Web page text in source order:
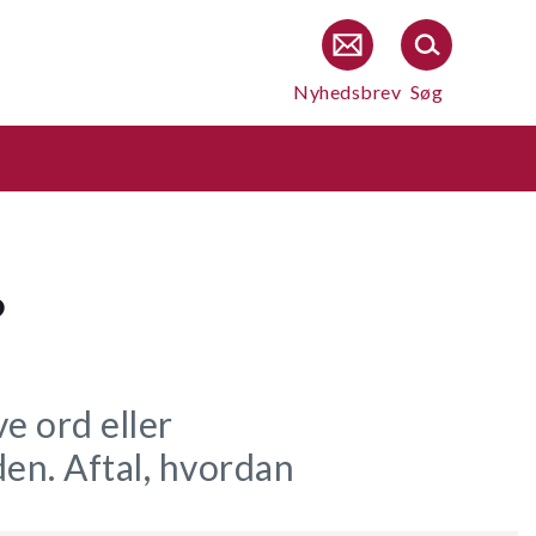
Nyhedsbrev Søg
ord eller
Aftal, hvordan